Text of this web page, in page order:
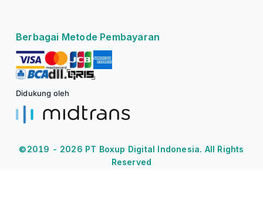
Berbagai Metode Pembayaran
Didukung oleh
©2019 - 2026 PT Boxup Digital Indonesia. All Rights
Reserved